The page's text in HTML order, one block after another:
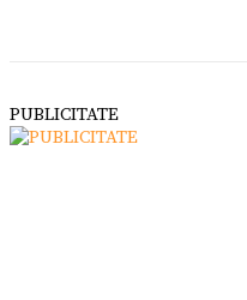
PUBLICITATE